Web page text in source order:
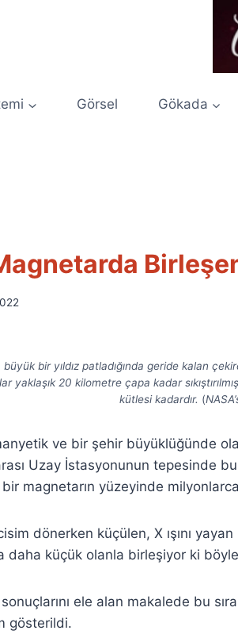
Görsel Gökada
bir yıldız patladığında geride kalan
yaklaşık 20 kilometre çapa kadar
kütlesi kadardır. (
ve bir şehir büyüklüğünde
Uzay İstasyonunun tepesinde
bir magnetarın yüzeyinde
dönerken küçülen, X ışını
daha küçük olanla birleşiyor ki
ele alan makalede bu
gösterildi.